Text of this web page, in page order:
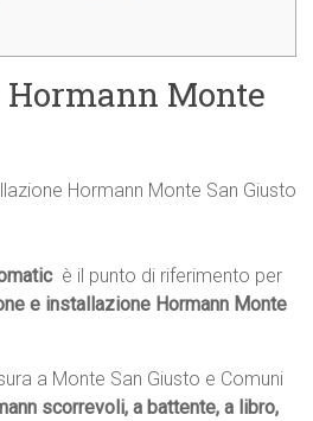
Monte
 è il punto di riferimento per
e installazione Hormann Monte
a Monte San Giusto e Comuni
scorrevoli, a battente, a libro,